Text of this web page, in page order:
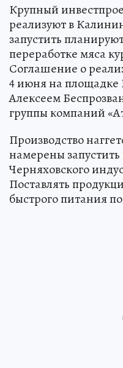
Крупный
реализуют в
запустить
переработке мяса
Соглашение о
4 июня на
Алексеем
группы компаний
Производство
намерены запустить
Черняховского
Поставлять
быстрого питания